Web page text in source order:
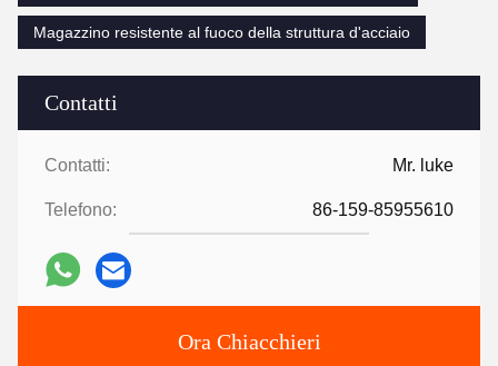
Contatti
Contatti: Mr. luke
Telefono: 86-159-85955610
Ora Chiacchieri
Magazzino resistente al fuoco della struttura d'acciaio